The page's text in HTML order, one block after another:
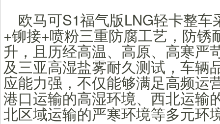
欧马可S1福气版LNG轻卡整车
+铆接+喷粉三重防腐工艺，防锈
升，且历经高温、高原、高寒严
及三亚高湿盐雾耐久测试，车辆
应能力强，不仅能够满足高频运
港口运输的高湿环境、西北运输
北区域运输的严寒环境等多元环